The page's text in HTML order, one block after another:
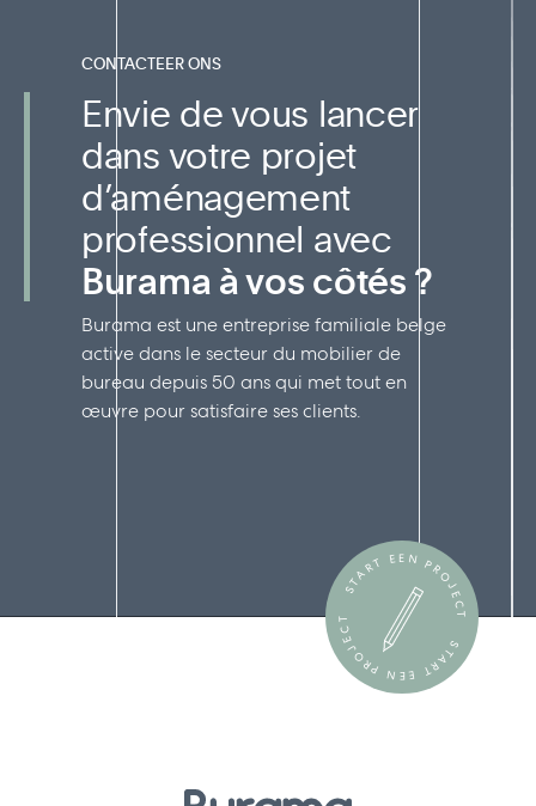
CONTACTEER ONS
Envie de vous lancer
dans votre projet
d’aménagement
professionnel avec
Burama à vos côtés ?
Burama est une entreprise familiale belge
active dans le secteur du mobilier de
bureau depuis 50 ans qui met tout en
œuvre pour satisfaire ses clients.
START EEN PROJECT
START EEN PROJECT